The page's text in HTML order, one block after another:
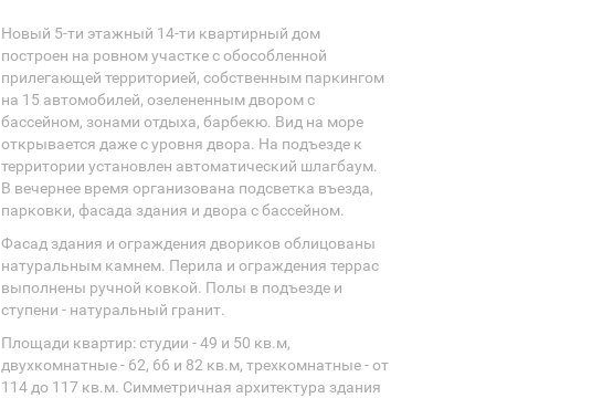
Новый 5-ти этажный 14-ти квартирный дом
построен на ровном участке с обособленной
прилегающей территорией, собственным паркингом
на 15 автомобилей, озелененным двором с
бассейном, зонами отдыха, барбекю. Вид на море
открывается даже с уровня двора. На подъезде к
территории установлен автоматический шлагбаум.
В вечернее время организована подсветка въезда,
парковки, фасада здания и двора с бассейном.
Фасад здания и ограждения двориков облицованы
натуральным камнем. Перила и ограждения террас
выполнены ручной ковкой. Полы в подъезде и
ступени - натуральный гранит.
Площади квартир: студии - 49 и 50 кв.м,
двухкомнатные - 62, 66 и 82 кв.м, трехкомнатные - от
114 до 117 кв.м. Симметричная архитектура здания